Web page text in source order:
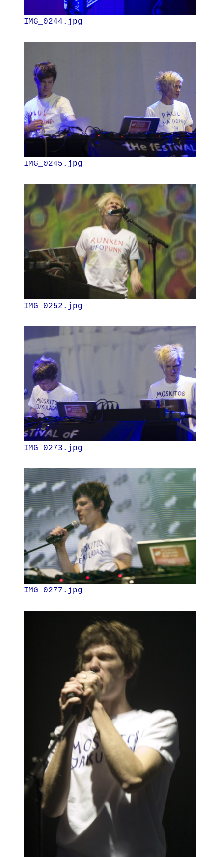
IMG_0244.jpg
IMG_0245.jpg
IMG_0252.jpg
IMG_0273.jpg
IMG_0277.jpg